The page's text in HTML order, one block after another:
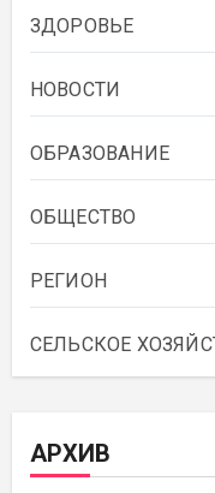
ЗДОРОВЬЕ
НОВОСТИ
ОБРАЗОВАНИЕ
ОБЩЕСТВО
РЕГИОН
СЕЛЬСКОЕ
АРХИВ